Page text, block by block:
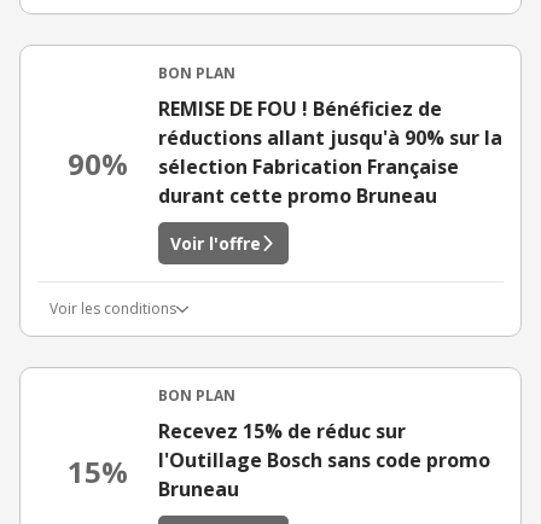
90%
BON PLAN
REMISE DE FOU ! Bénéficiez de
réductions allant jusqu'à 90% sur la
sélection Fabrication Française
durant cette promo Bruneau
Voir l'offre
Voir les conditions
15%
BON PLAN
Recevez 15% de réduc sur
l'Outillage Bosch sans code promo
Bruneau